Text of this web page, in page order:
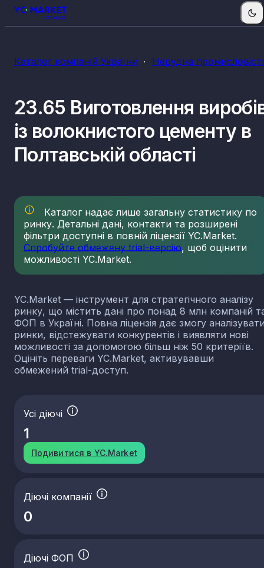
Каталог компаній України Нерудна
23.65 Виготовлення
із волокнистого цементу в
Полтавській області
Каталог надає лише загальну статистику по
ринку. Детальні дані, контакти та розширені
фільтри доступні в повній ліцензії YC.Market.
Спробуйте обмежену trial-версію, щоб оцінити
можливості YC.Market.
YC.Market — інструмент для стратегічного аналізу
ринку, що містить дані про понад 8 млн компаній
ФОП в Україні. Повна ліцензія дає змогу
ринки, відстежувати конкурентів і виявляти нові
можливості за допомогою більш ніж 50 критеріїв.
Оцініть переваги YC.Market, активувавши
обмежений trial-доступ.
Усі діючі
1
Подивитися в YC.Market
Діючі компанії
0
Діючі ФОП